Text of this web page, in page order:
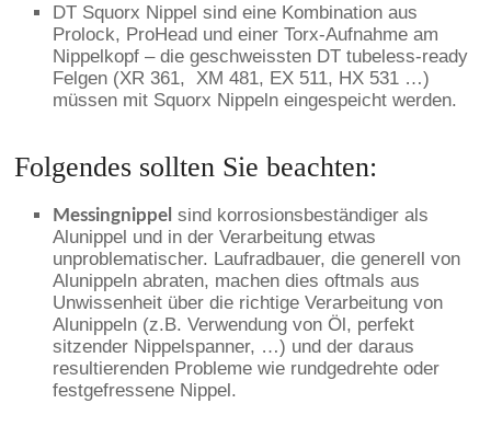
DT Squorx Nippel sind eine Kombination aus
Prolock, ProHead und einer Torx-Aufnahme am
Nippelkopf – die geschweissten DT tubeless-ready
Felgen (XR 361, XM 481, EX 511, HX 531 …)
müssen mit Squorx Nippeln eingespeicht werden.
Folgendes sollten Sie beachten:
Messingnippel sind korrosionsbeständiger als
Alunippel und in der Verarbeitung etwas
unproblematischer. Laufradbauer, die generell von
Alunippeln abraten, machen dies oftmals aus
Unwissenheit über die richtige Verarbeitung von
Alunippeln (z.B. Verwendung von Öl, perfekt
sitzender Nippelspanner, …) und der daraus
resultierenden Probleme wie rundgedrehte oder
festgefressene Nippel.